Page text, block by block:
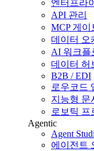
엔터프라
API 관리
MCP 게이
데이터 오
AI 워크플
데이터 허
B2B / EDI
로우코드
지능형 문
로보틱 프
Agentic
Agent
에이전트